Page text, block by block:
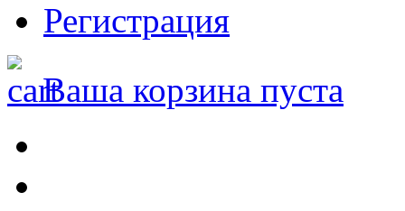
Регистрация
Ваша корзина пуста